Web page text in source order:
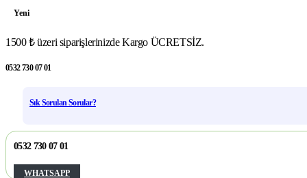
Yeni
1500 ₺ üzeri siparişlerinizde Kargo ÜCRETSİZ.
0532 730 07 01
Sık Sorulan Sorular?
0532 730 07 01
WHATSAPP